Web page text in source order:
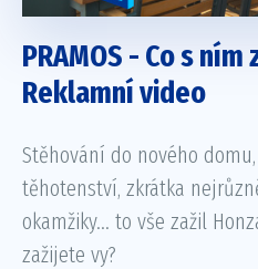
PRAMOS - Co s ním
Reklamní video
Stěhování do nového
těhotenství, zkrátka
okamžiky... to vše zažil
zažijete vy?